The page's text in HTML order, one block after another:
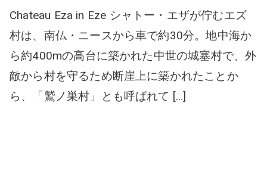
Chateau Eza in Eze シャトー・エザが佇むエズ
村は、南仏・ニースから車で約30分。地中海か
ら約400mの高台に築かれた中世の城塞村で、外
敵から村を守るため断崖上に築かれたことか
ら、「鷲ノ巣村」とも呼ばれて […]